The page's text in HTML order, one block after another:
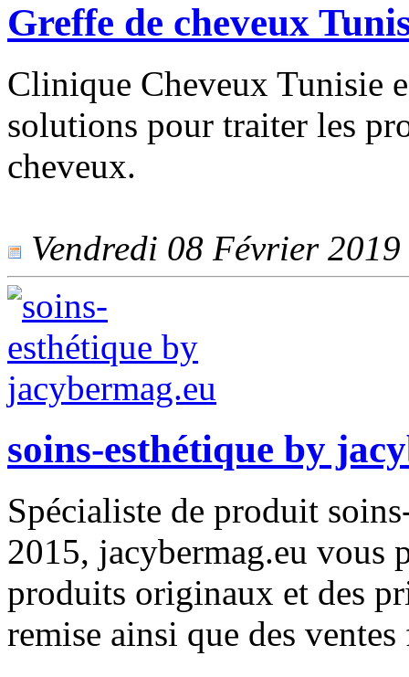
Greffe de cheveux
Clinique Cheveux Tunisie
solutions pour traiter les
cheveux.
Vendredi 08 Février
soins-esthétique by
Spécialiste de produit
2015, jacybermag.eu vous
produits originaux et des
remise ainsi que des